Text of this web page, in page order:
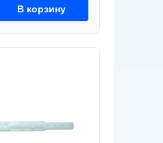
В корзину